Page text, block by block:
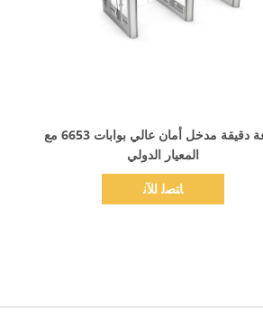
اظهر التفاصيل
براعة دقيقة مدخل أمان عالي بوابات 6653 مع
المعيار الدولي
ﺎﺘﺼﻟ ﺍﻶﻧ